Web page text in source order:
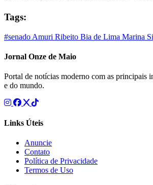
Tags:
#senado Amuri Ribeito Bia de Lima Marina
Jornal Onze de Maio
Portal de notícias moderno com as principais
e do mundo.
Links Úteis
Anuncie
Contato
Política de Privacidade
Termos de Uso